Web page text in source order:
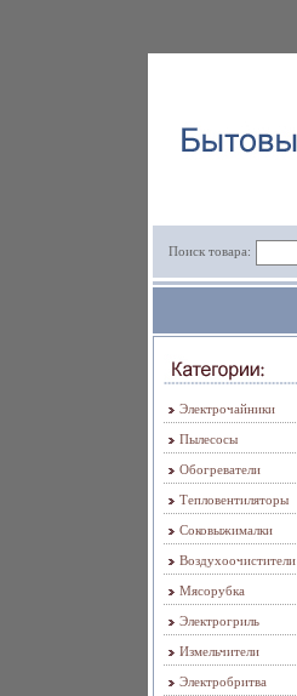
Поиск товара:
Электрочайники
Пылесосы
Обогреватели
Тепловентиляторы
Соковыжималки
Воздухоочистители
Мясорубка
Электрогриль
Измельчители
Электробритва